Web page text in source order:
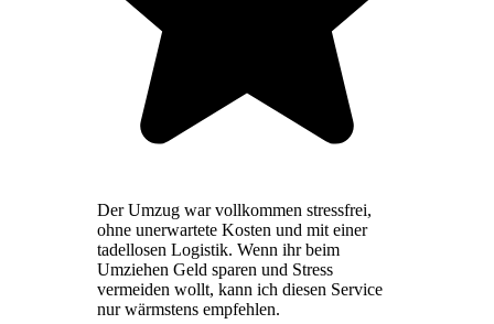
Der Umzug war vollkommen stressfrei,
ohne unerwartete Kosten und mit einer
tadellosen Logistik. Wenn ihr beim
Umziehen Geld sparen und Stress
vermeiden wollt, kann ich diesen Service
nur wärmstens empfehlen.